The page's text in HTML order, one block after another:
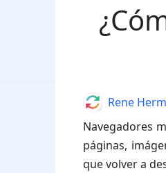
Navegadores
páginas,
que volver a
AuthorRene